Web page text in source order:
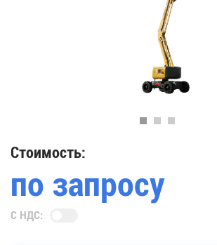
Купить новую технику
Сферы применения
Стоимость:
по запросу
С НДС: